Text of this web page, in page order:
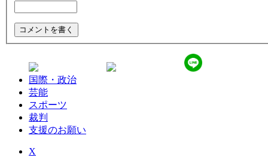
国際・政治
芸能
スポーツ
裁判
支援のお願い
X